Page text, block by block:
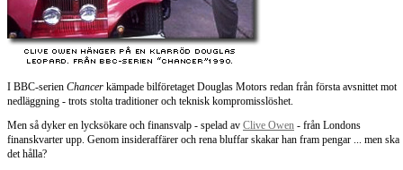
I BBC-serien Chancer kämpade bilföretaget Douglas Motors redan från första avsnittet mot
nedläggning - trots stolta traditioner och teknisk kompromisslöshet.
Men så dyker en lycksökare och finansvalp - spelad av Clive Owen - från Londons
finanskvarter upp. Genom insideraffärer och rena bluffar skakar han fram pengar ... men ska
det hålla?